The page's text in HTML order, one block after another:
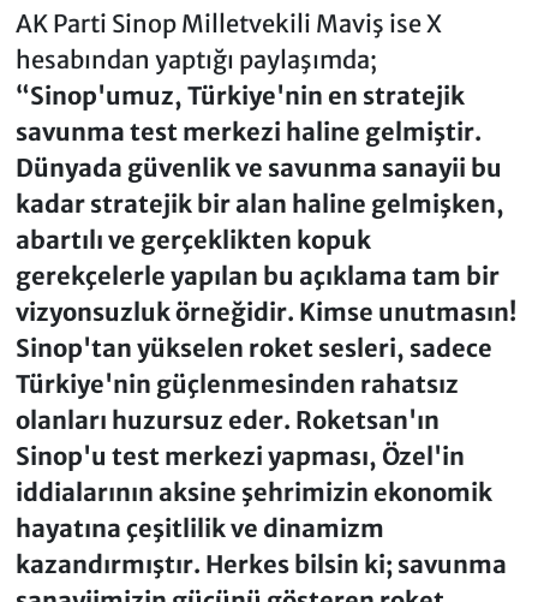
AK Parti Sinop Milletvekili Maviş ise X
hesabından yaptığı paylaşımda;
“Sinop'umuz, Türkiye'nin en stratejik
savunma test merkezi haline gelmiştir.
Dünyada güvenlik ve savunma sanayii bu
kadar stratejik bir alan haline gelmişken,
abartılı ve gerçeklikten kopuk
gerekçelerle yapılan bu açıklama tam bir
vizyonsuzluk örneğidir. Kimse unutmasın!
Sinop'tan yükselen roket sesleri, sadece
Türkiye'nin güçlenmesinden rahatsız
olanları huzursuz eder. Roketsan'ın
Sinop'u test merkezi yapması, Özel'in
iddialarının aksine şehrimizin ekonomik
hayatına çeşitlilik ve dinamizm
kazandırmıştır. Herkes bilsin ki; savunma